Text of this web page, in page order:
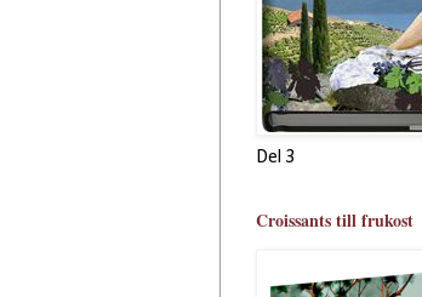
Del 3
Croissants till frukost